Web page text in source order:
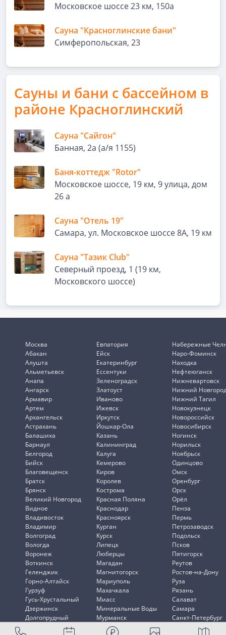
Московское шоссе 23 км, 150а
Сауна "Красноглинские бани"
Симферопольская, 23
Сауны и бани с бассейном в
районе Красноглинский
Сауна "Сайгон"
Банная, 2а (а/я 1155)
Баня-коттедж "Rotor"
Московское шоссе, 19 км, 9 улица, дом
26 а
Сауна "Отель 19"
Самара, ул. Московское шоссе 8А, 19 км
Сауна "Тазик Club"
Северный проезд, 1 (19 км,
Московского шоссе)
Москва
Абакан
Алушта
Альметьевск
Анапа
Ангарск
Армавир
Артем
Архангельск
Астрахань
Балашиха
Барнаул
Белгород
Бийск
Благовещенск
Братск
Брянск
Великий Новгород
Видное
Владивосток
Владимир
Волгоград
Вологда
Воронеж
Воткинск
Геленджик
Горно-Алтайск
Гурзуф
Гусь-Хрустальный
Дзержинск
Долгопрудный
Евпатория
Ейск
Екатеринбург
Ессентуки
Зеленоградск
Златоуст
Иваново
Ижевск
Иркутск
Йошкар-Ола
Казань
Калининград
Калуга
Кемерово
Киров
Королев
Кострома
Красная Поляна
Краснодар
Красноярск
Курган
Курск
Липецк
Люберцы
Магадан
Магнитогорск
Мариуполь
Махачкала
Миасс
Минеральные Воды
Мурманск
Мытищи
Набережные
Наро-Фоминск
Находка
Нефтеюганск
Нижневартовск
Нижний
Нижний Тагил
Новокузнецк
Новороссийск
Новосибирск
Ногинск
Норильск
Ноябрьск
Одинцово
Омск
Оренбург
Орск
Орёл
Пенза
Пермь
Петрозаводск
Подольск
Псков
Пятигорск
Реутов
Ростов-на-Дону
Руза
Рязань
Салават
Самара
Санкт-Петербург